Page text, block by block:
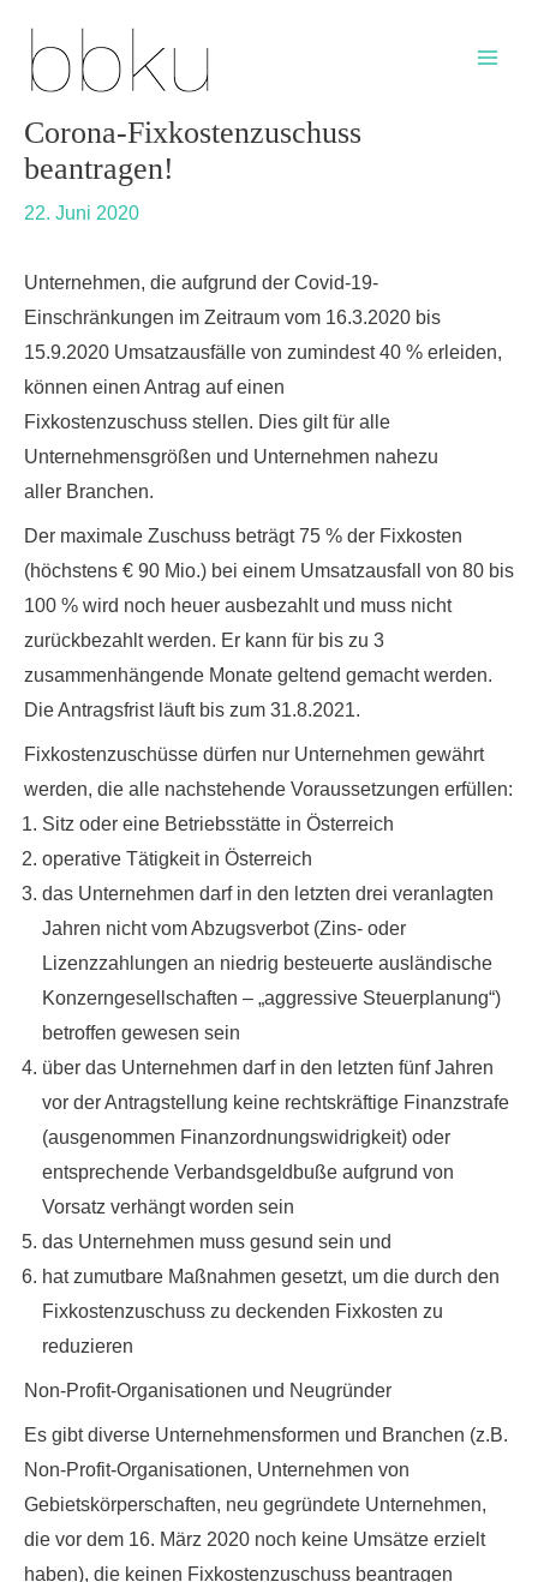
content
Corona-Fixkostenzuschuss
beantragen!
22. Juni 2020
Unternehmen, die aufgrund der Covid-19-
Einschränkungen im Zeitraum vom 16.3.2020 bis
15.9.2020 Umsatzausfälle von zumindest 40 % erleiden,
können einen Antrag auf einen
Fixkostenzuschuss stellen. Dies gilt für alle
Unternehmensgrößen und Unternehmen nahezu
aller Branchen.
Der maximale Zuschuss beträgt 75 % der Fixkosten
(höchstens € 90 Mio.) bei einem Umsatzausfall von 80 bis
100 % wird noch heuer ausbezahlt und muss nicht
zurückbezahlt werden. Er kann für bis zu 3
zusammenhängende Monate geltend gemacht werden.
Die Antragsfrist läuft bis zum 31.8.2021.
Fixkostenzuschüsse dürfen nur Unternehmen gewährt
werden, die alle nachstehende Voraussetzungen erfüllen:
Sitz oder eine Betriebsstätte in Österreich
operative Tätigkeit in Österreich
das Unternehmen darf in den letzten drei veranlagten
Jahren nicht vom Abzugsverbot (Zins- oder
Lizenzzahlungen an niedrig besteuerte ausländische
Konzerngesellschaften – „aggressive Steuerplanung“)
betroffen gewesen sein
über das Unternehmen darf in den letzten fünf Jahren
vor der Antragstellung keine rechtskräftige Finanzstrafe
(ausgenommen Finanzordnungswidrigkeit) oder
entsprechende Verbandsgeldbuße aufgrund von
Vorsatz verhängt worden sein
das Unternehmen muss gesund sein und
hat zumutbare Maßnahmen gesetzt, um die durch den
Fixkostenzuschuss zu deckenden Fixkosten zu
reduzieren
Non-Profit-Organisationen und Neugründer
Es gibt diverse Unternehmensformen und Branchen (z.B.
Non-Profit-Organisationen, Unternehmen von
Gebietskörperschaften, neu gegründete Unternehmen,
die vor dem 16. März 2020 noch keine Umsätze erzielt
haben), die keinen Fixkostenzuschuss beantragen
navigation